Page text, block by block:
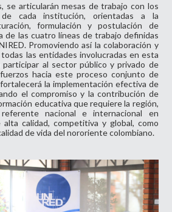
se articularán mesas de trabajo con los
cada institución, orientadas a la
formulación y postulación de
de las cuatro líneas de trabajo definidas
Promoviendo así la colaboración y
las entidades involucradas en esta
al sector público y privado de
hacia este proceso conjunto de
la implementación efectiva de
el compromiso y la contribución de
educativa que requiere la región,
nacional e internacional en
calidad, competitiva y global, como
de vida del nororiente colombiano.